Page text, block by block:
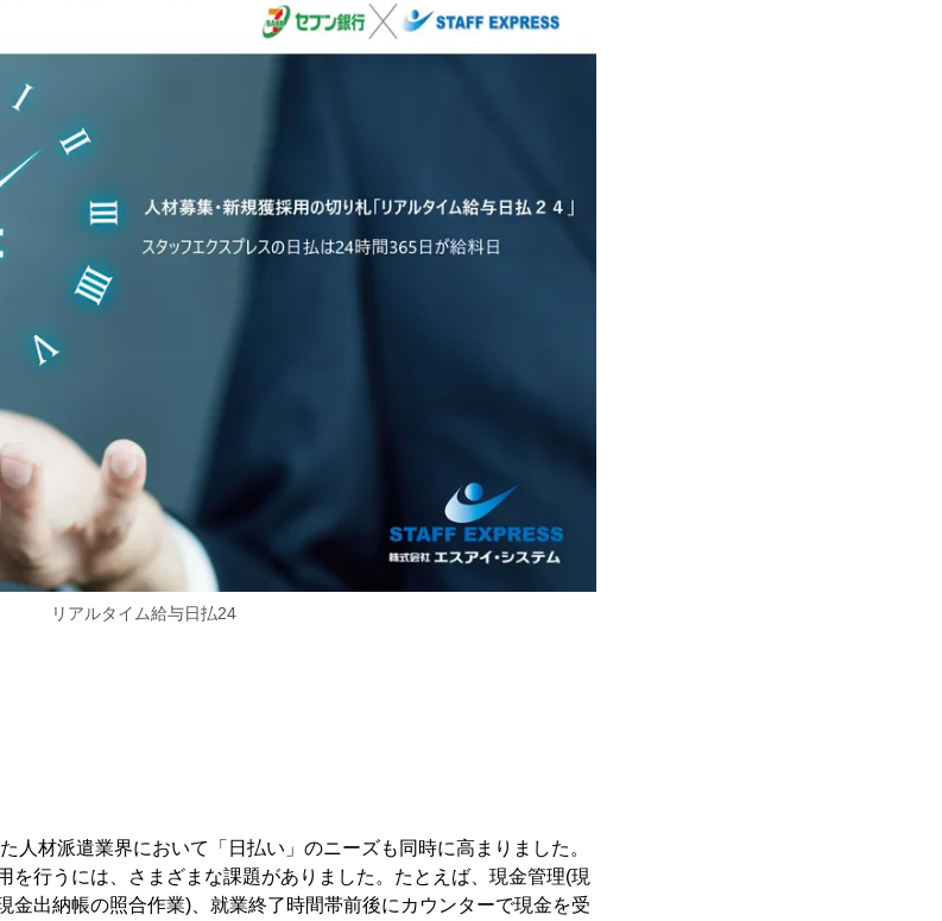
リアルタイム給与日払24
人材派遣業界において「日払い」のニーズも同時に高まりました。
を行うには、さまざまな課題がありました。たとえば、現金管理(現
金出納帳の照合作業)、就業終了時間帯前後にカウンターで現金を受